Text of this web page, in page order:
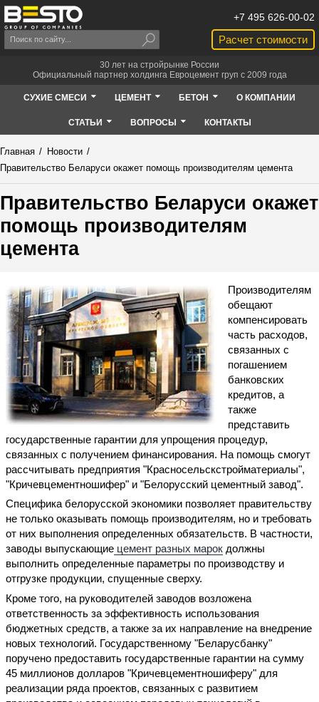
Расчет стоимости
+7 495 626-00-02
30 лет на стройрынке России
Официальный партнер холдинга Евроцемент груп с 2009 года
СУХИЕ СМЕСИ ЦЕМЕНТ БЕТОН О КОМПАНИИ
СТАТЬИ ВОПРОСЫ КОНТАКТЫ
Главная / Новости /
Правительство Беларуси окажет помощь производителям цемента
Правительство Беларуси окажет
помощь производителям
цемента
Производителям
обещают
компенсировать
часть расходов,
связанных с
погашением
банковских
кредитов, а
также
представить
государственные гарантии для упрощения процедур,
связанных с получением финансирования. На помощь смогут
рассчитывать предприятия "Красносельскстройматериалы",
"Кричевцементношифер" и "Белорусский цементный завод".
Специфика белорусской экономики позволяет правительству
не только оказывать помощь производителям, но и требовать
от них выполнения определенных обязательств. В частности,
заводы выпускающие цемент разных марок должны
выполнить определенные параметры по производству и
отгрузке продукции, спущенные сверху.
Кроме того, на руководителей заводов возложена
ответственность за эффективность использования
бюджетных средств, а также за их направление на внедрение
новых технологий. Государственному "Беларусбанку"
поручено предоставить государственные гарантии на сумму
45 миллионов долларов "Кричевцементношиферу" для
реализации ряда проектов, связанных с развитием